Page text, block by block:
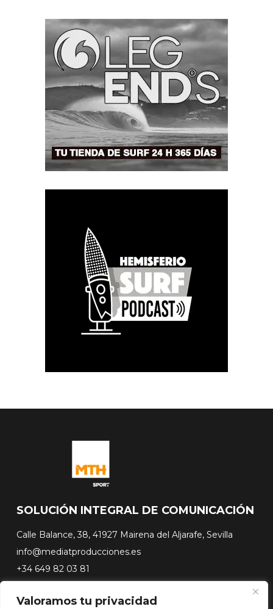
Valoramos tu privacidad
SOLUCIÓN INTEGRAL DE COMUNICACIÓN
Calle Balance, 38, 41927 Mairena del Aljarafe, Sevilla
info@mediatproducciones.es
+34 649 82 03 81
#FLASHSURFING